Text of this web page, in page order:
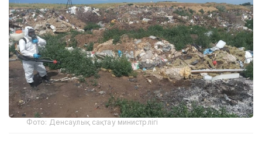
Фото: Денсаулық сақтау министрлігі